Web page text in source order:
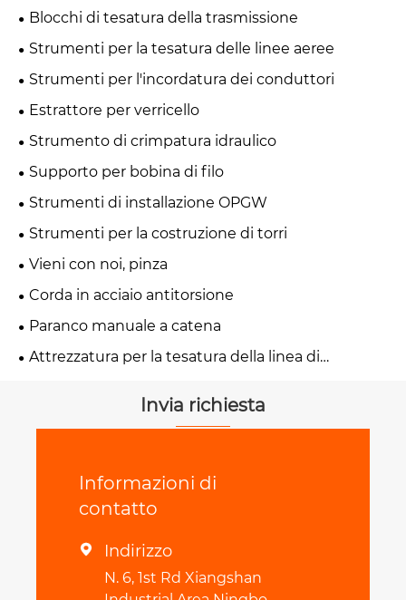
Blocchi di tesatura della trasmissione
Strumenti per la tesatura delle linee aeree
Strumenti per l'incordatura dei conduttori
Estrattore per verricello
Strumento di crimpatura idraulico
Supporto per bobina di filo
Strumenti di installazione OPGW
Strumenti per la costruzione di torri
Vieni con noi, pinza
Corda in acciaio antitorsione
Paranco manuale a catena
Attrezzatura per la tesatura della linea di
Invia richiesta
Informazioni di
contatto
 Indirizzo
N. 6, 1st Rd Xiangshan